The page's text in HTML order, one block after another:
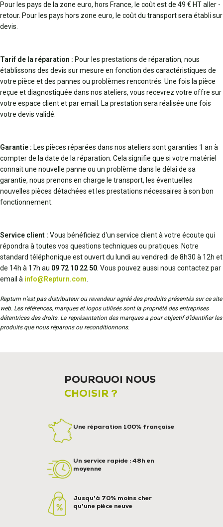
Pour les pays de la zone euro, hors France, le coût est de 49 € HT aller -
retour. Pour les pays hors zone euro, le coût du transport sera établi sur
devis.
Tarif de la réparation : Pour les prestations de réparation, nous
établissons des devis sur mesure en fonction des caractéristiques de
votre pièce et des pannes ou problèmes rencontrés. Une fois la pièce
reçue et diagnostiquée dans nos ateliers, vous recevrez votre offre sur
votre espace client et par email. La prestation sera réalisée une fois
votre devis validé.
Garantie : Les pièces réparées dans nos ateliers sont garanties 1 an à
compter de la date de la réparation. Cela signifie que si votre matériel
connait une nouvelle panne ou un problème dans le délai de sa
garantie, nous prenons en charge le transport, les éventuelles
nouvelles pièces détachées et les prestations nécessaires à son bon
fonctionnement.
Service client : Vous bénéficiez d'un service client à votre écoute qui
répondra à toutes vos questions techniques ou pratiques. Notre
standard téléphonique est ouvert du lundi au vendredi de 8h30 à 12h et
de 14h à 17h au 09 72 10 22 50 . Vous pouvez aussi nous contactez par
email à info@Repturn.com
Repturn n’est pas distributeur ou revendeur agréé des produits présentés sur ce site
web. Les références, marques et logos utilisés sont la propriété des entreprises
détentrices des droits. La représentation des marques a pour objectif d’identifier les
produits que nous réparons ou reconditionnons.
POURQUOI NOUS
CHOISIR ?
Une réparation 100% française
Un service rapide : 48h en
moyenne
Jusqu'à 70% moins cher
qu'une pièce neuve